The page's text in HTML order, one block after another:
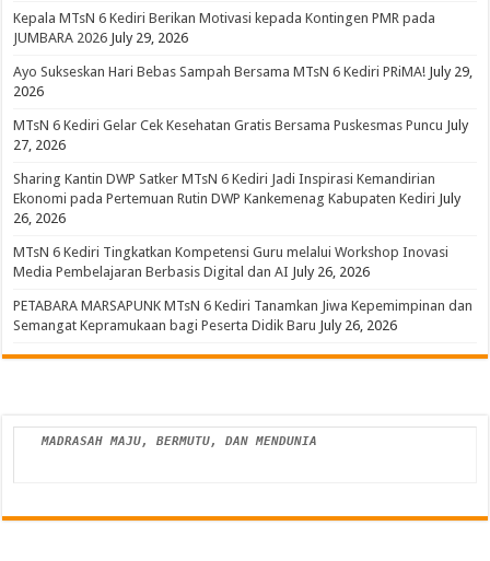
Kepala MTsN 6 Kediri Berikan Motivasi kepada Kontingen PMR pada
JUMBARA 2026 July 29, 2026
Ayo Sukseskan Hari Bebas Sampah Bersama MTsN 6 Kediri PRiMA! July 29,
2026
MTsN 6 Kediri Gelar Cek Kesehatan Gratis Bersama Puskesmas Puncu July
27, 2026
Sharing Kantin DWP Satker MTsN 6 Kediri Jadi Inspirasi Kemandirian
Ekonomi pada Pertemuan Rutin DWP Kankemenag Kabupaten Kediri July
26, 2026
MTsN 6 Kediri Tingkatkan Kompetensi Guru melalui Workshop Inovasi
Media Pembelajaran Berbasis Digital dan AI July 26, 2026
PETABARA MARSAPUNK MTsN 6 Kediri Tanamkan Jiwa Kepemimpinan dan
Semangat Kepramukaan bagi Peserta Didik Baru July 26, 2026
MADRASAH MAJU, BERMUTU, DAN MENDUNIA